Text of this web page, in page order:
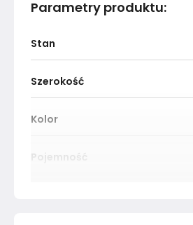
Parametry produktu:
Stan
Szerokość
Kolor
Pojemność